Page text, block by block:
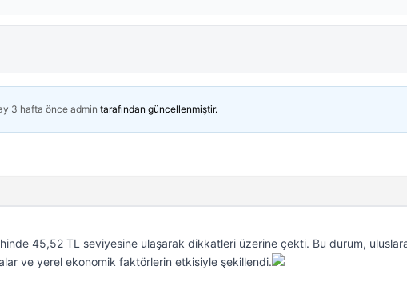
3 hafta önceadmin tarafından güncellenmiştir.
45,52 TL seviyesine ulaşarak dikkatleri üzerine çekti. Bu durum,
ve yerel ekonomik faktörlerin etkisiyle şekillendi.